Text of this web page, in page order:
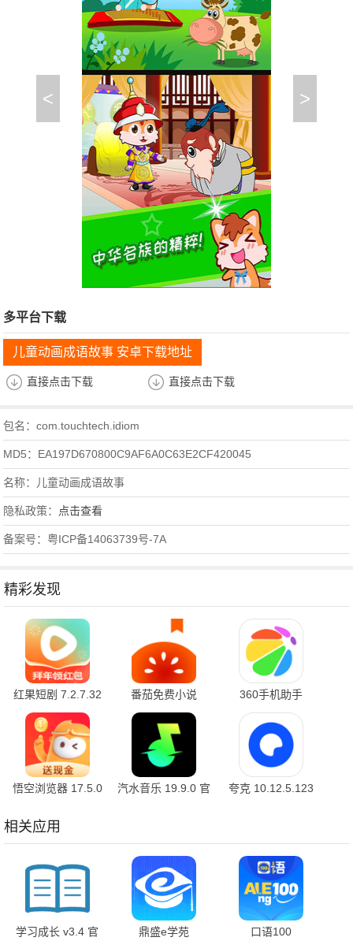
< >
多平台下载
儿童动画成语故事 安卓下载地址
直接点击下载 直接点击下载
包名：com.touchtech.idiom
MD5：EA197D670800C9AF6A0C63E2CF420045
名称：儿童动画成语故事
隐私政策： 点击查看
备案号：粤ICP备14063739号-7A
精彩发现
红果短剧 7.2.7.32
官方版
番茄免费小说
7.2.7.32 安卓版
360手机助手
10.2.2 官方版
悟空浏览器 17.5.0
汽水音乐 19.9.0 官
夸克 10.12.5.123
相关应用
学习成长 v3.4 官
鼎盛e学苑
口语100